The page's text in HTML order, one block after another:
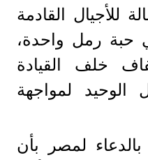
للأجيال القادمة
حبة رمل واحدة،
خلف القيادة
الوحيد لمواجهة
لمصر بأن